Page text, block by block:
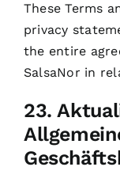
These Terms
privacy
the entire
SalsaNor in
23.